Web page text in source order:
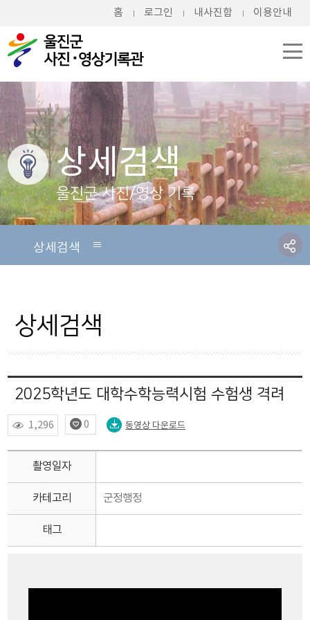
홈 로그인 내사진함 이용안내
상세검색
울진군 사진/영상 기록
상세검색
자료현황
상세검색
2025학년도 대학수학능력시험 수험생 격려
1,296 0 동영상 다운로드
촬영일자
카테고리 군정행정
태그